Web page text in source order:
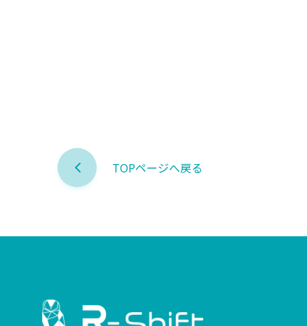
TOPページへ戻る